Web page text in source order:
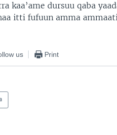
kaa’ame dursuu qaba
itti fufuun amma
us Print